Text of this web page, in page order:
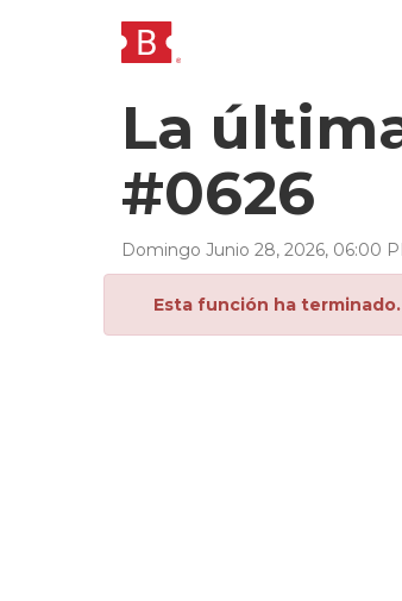
La
#0626
Domingo Junio 28, 2026, 06:00
Esta función ha terminado.